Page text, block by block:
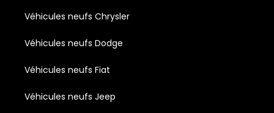
Véhicules neufs Chrysler
Véhicules neufs Dodge
Véhicules neufs Fiat
Véhicules neufs Jeep